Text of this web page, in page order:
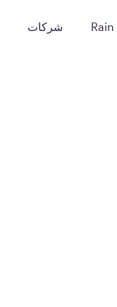
Rain شركات